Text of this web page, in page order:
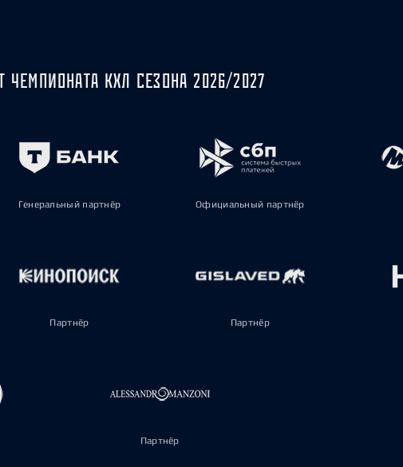
ЧЕМПИОНАТА КХЛ СЕЗОНА 2026/2027
Генеральный партнёр Официальный партнёр
Партнёр Партнёр
Партнёр